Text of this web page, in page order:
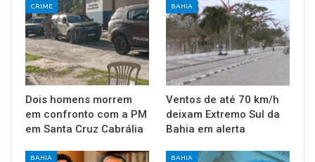
CRIME
Dois homens morrem
em confronto com a PM
em Santa Cruz Cabrália
BAHIA
Ventos de até 70 km/h
deixam Extremo Sul da
Bahia em alerta
BAHIA BAHIA